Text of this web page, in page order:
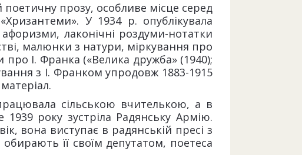
прозу, особливе місце серед
У 1934 р. опублікувала
афоризми, лаконічні роздуми-нотатки
малюнки з натури, міркування про
І. Франка («Велика дружба» (1940);
з І. Франком упродовж 1883-1915
сільською вчителькою, а в
року зустріла Радянську Армію.
вона виступає в радянській пресі з
її своїм депутатом, поетеса